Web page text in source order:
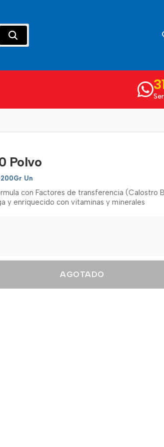
Polvo
Un
con Factores de transferencia (Calostro
y enriquecido con vitaminas y minerales
AGOTADO